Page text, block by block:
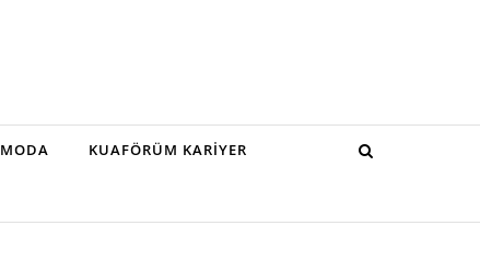
MODA KUAFÖRÜM KARIYER